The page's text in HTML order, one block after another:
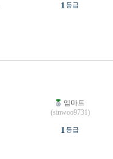
1 등급
엠마트
(sinwoo9731)
1 등급